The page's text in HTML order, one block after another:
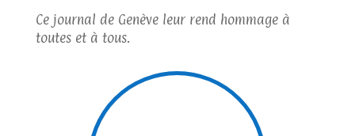
Ce journal de Genève leur rend hommage à
toutes et à tous.